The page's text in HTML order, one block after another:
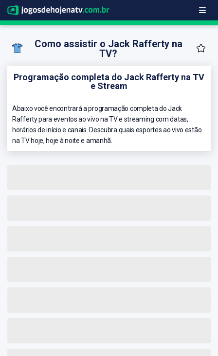
Como assistir o Jack Rafferty na
TV?
Programação completa do Jack Rafferty na TV
e Stream
Abaixo você encontrará a programação completa do Jack
Rafferty para eventos ao vivo na TV e streaming com datas,
horários de início e canais. Descubra quais esportes ao vivo estão
na TV hoje, hoje à noite e amanhã.